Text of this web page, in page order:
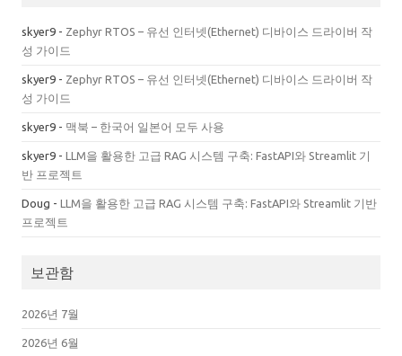
skyer9 - Zephyr RTOS – 유선 인터넷(Ethernet) 디바이스 드라이버 작
성 가이드
skyer9 - Zephyr RTOS – 유선 인터넷(Ethernet) 디바이스 드라이버 작
성 가이드
skyer9 - 맥북 – 한국어 일본어 모두 사용
skyer9 - LLM을 활용한 고급 RAG 시스템 구축: FastAPI와 Streamlit 기
반 프로젝트
Doug - LLM을 활용한 고급 RAG 시스템 구축: FastAPI와 Streamlit 기반
프로젝트
보관함
2026년 7월
2026년 6월